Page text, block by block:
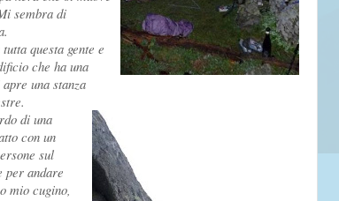
sembra di
questa gente e
che hauna
una stanza
diuna
con un
sul
per andare
mio cugino,